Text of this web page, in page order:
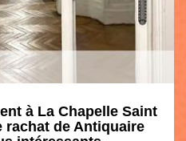
à La Chapelle Saint
rachat de Antiquaire